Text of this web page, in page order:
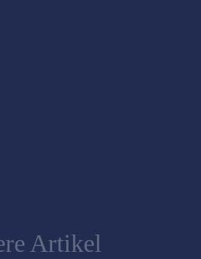
Artikel